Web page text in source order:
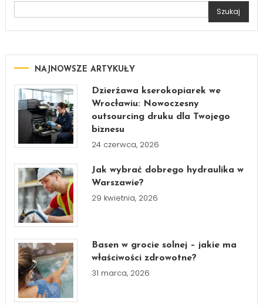
Szukaj
NAJNOWSZE ARTYKUŁY
Dzierżawa kserokopiarek we
Wrocławiu: Nowoczesny
outsourcing druku dla Twojego
biznesu
24 czerwca, 2026
Jak wybrać dobrego hydraulika w
Warszawie?
29 kwietnia, 2026
Basen w grocie solnej – jakie ma
właściwości zdrowotne?
31 marca, 2026